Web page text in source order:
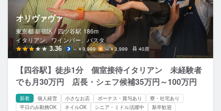
オリヴァヴァ
東京都 新宿区 / 四ツ谷駅 186m
イタリアン、ワインバー、パスタ
3.36 ～￥9,999 ～￥3,999 40席
【四谷駅】徒歩1分 個室接待イタリアン 未経験者
でも月30万円 店長・シェフ候補35万円～100万円
新着 個人経営 小さなお店 ボーナス・賞与あり
寮・社宅あり
平日のみ勤務OK
ネイルOK シニア・ミドル活躍中 新卒歓迎